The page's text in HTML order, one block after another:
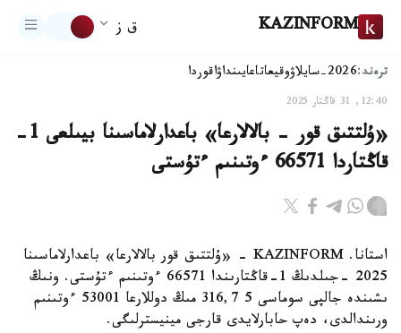
KAZINFORM ق ز
ترەند:2026-سايلاۋ وقيعاتاعايىنداۋاقوردا
12:40, 31 قاڭتار 2025
«ۇلتتىق قور - بالالارعا» باعدارلاماسىنا بيىلعى 1-
قاڭتاردا 66571 ءوتىنىم ءتۇستى
استانا. KAZINFORM - «ۇلتتىق قور بالالارعا» باعدارلاماسىنا
2025 -جىلدىڭ 1-قاڭتارىندا 66571 ءوتىنىم ءتۇستى. ونىڭ
ىشىندە جالپى سوماسى 5 316,7 مىڭ دوللارعا 53001 ءوتىنىم
ورىندالدى، دەپ حابارلايدى قارجى مينيسترلىگى.